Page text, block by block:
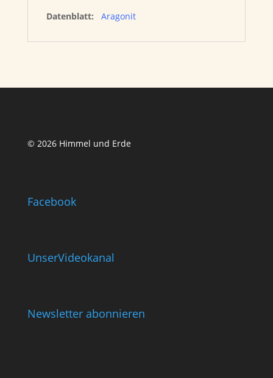
Datenblatt:
Aragonit
© 2026 Himmel und Erde
Facebook
UnserVideokanal
Newsletter abonnieren